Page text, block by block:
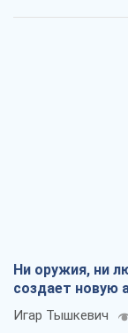
Ни оружия, ни
создает новую
Игар Тышкевич